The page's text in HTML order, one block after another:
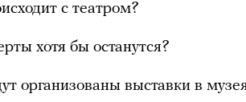
с театром?
хотя бы останутся?
организованы выставки в